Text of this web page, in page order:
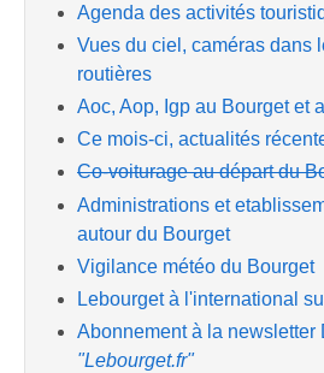
Agenda des activités
Vues du ciel, caméras dans
routières
Aoc, Aop, Igp au Bourget et
Ce mois-ci, actualités
Co-voiturage au départ du
Administrations et
autour du Bourget
Vigilance météo du Bourget
Lebourget à l'international
Abonnement à la newsletter
"Lebourget.fr"